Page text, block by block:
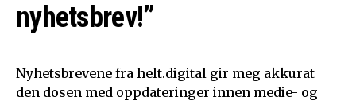
nyhetsbrev!”
Nyhetsbrevene fra helt.digital gir meg akkurat
den dosen med oppdateringer innen medie- og